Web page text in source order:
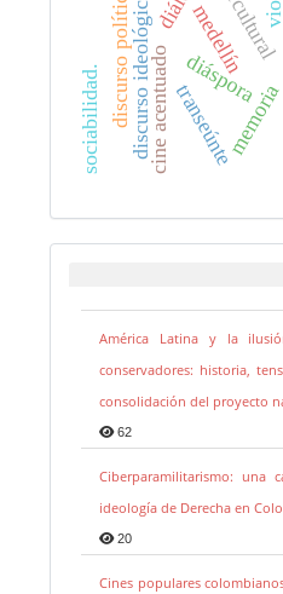
diáspora
cine acentuado
medellín
memoria
discurso ideológico
discurso político transeúnte
sociabilidad.
América Latina y la
conservadores: historia,
consolidación del proyecto
62
Ciberparamilitarismo: una
ideología de Derecha en
20
Cines populares